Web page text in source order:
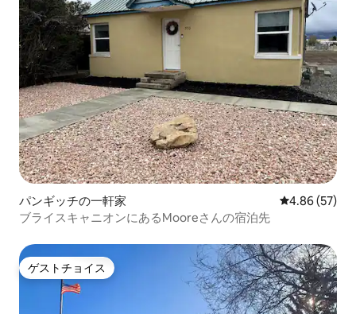
パンギッチの一軒家 レビュー57
4.86 (57)
ブライスキャニオンにあるMooreさんの宿泊先
ゲストチョイス
ゲストチョイス